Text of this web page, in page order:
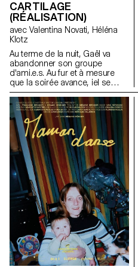
CARTILAGE
(RÉALISATION)
avec Valentina Novati, Héléna
Klotz
Au terme de la nuit, Gaël va
abandonner son groupe
d'ami.e.s. Au fur et à mesure
que la soirée avance, iel se
rend pourtant compte que
quelques chose cloche.